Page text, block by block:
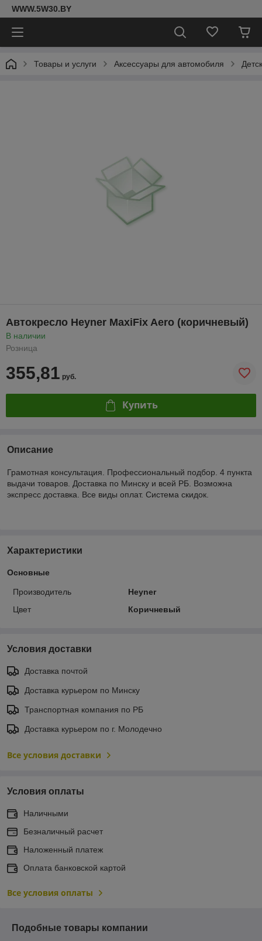
WWW.5W30.BY
Товары и услуги Аксессуары для автомобиля
Автокресло Heyner MaxiFix Aero (коричневый)
В наличии
Розница
355,81 руб.
Купить
Описание
Грамотная консультация. Профессиональный подбор. 4 пункта
выдачи товаров. Доставка по Минску и всей РБ. Возможна
экспресс доставка. Все виды оплат. Система скидок.
Характеристики
Основные
Производитель
Heyner
Цвет
Коричневый
Условия доставки
Доставка почтой
Доставка курьером по Минску
Транспортная компания по РБ
Доставка курьером по г. Молодечно
Все условия доставки
Условия оплаты
Наличными
Безналичный расчет
Наложенный платеж
Оплата банковской картой
Все условия оплаты
Подобные товары компании